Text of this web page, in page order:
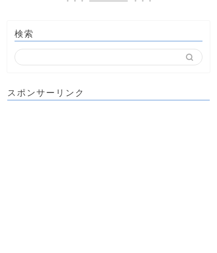
検索
スポンサーリンク